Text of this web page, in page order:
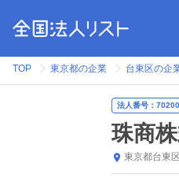
TOP 東京都の企業 台東区の企
法人番号：
珠商
東京都台東区